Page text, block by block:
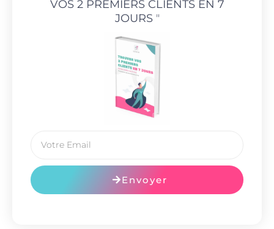
VOS 2 PREMIERS CLIENTS EN 7
JOURS"
Envoyer